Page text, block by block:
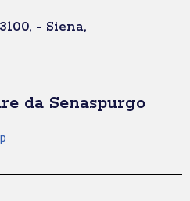
- Siena,
da Senaspurgo